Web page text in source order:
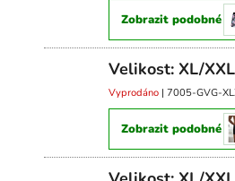
Zobrazit podobné
Velikost: XL/
Vyprodáno | 7005-GVG-
Zobrazit podobné